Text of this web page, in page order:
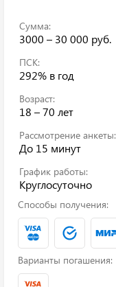
Сумма:
3000 – 30 000 руб.
ПСК:
292% в год
Возраст:
18 – 70 лет
Рассмотрение анкеты:
До 15 минут
График работы:
Круглосуточно
Способы получения:
Варианты погашения: